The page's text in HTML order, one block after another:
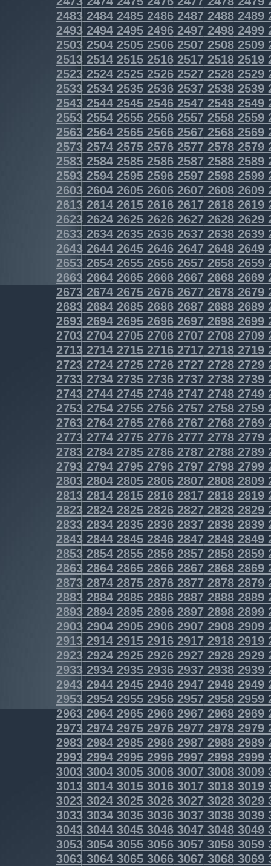
2483248424852486248724882489
2493249424952496249724982499
2503250425052506250725082509
2513251425152516251725182519
2523252425252526252725282529
2533253425352536253725382539
2543254425452546254725482549
2553255425552556255725582559
2563256425652566256725682569
2573257425752576257725782579
2583258425852586258725882589
2593259425952596259725982599
2603260426052606260726082609
2613261426152616261726182619
2623262426252626262726282629
2633263426352636263726382639
2643264426452646264726482649
2653265426552656265726582659
2663266426652666266726682669
2673267426752676267726782679
2683268426852686268726882689
2693269426952696269726982699
2703270427052706270727082709
2713271427152716271727182719
2723272427252726272727282729
2733273427352736273727382739
2743274427452746274727482749
2753275427552756275727582759
2763276427652766276727682769
2773277427752776277727782779
2783278427852786278727882789
2793279427952796279727982799
2803280428052806280728082809
2813281428152816281728182819
2823282428252826282728282829
2833283428352836283728382839
2843284428452846284728482849
2853285428552856285728582859
2863286428652866286728682869
2873287428752876287728782879
2883288428852886288728882889
2893289428952896289728982899
2903290429052906290729082909
2913291429152916291729182919
2923292429252926292729282929
2933293429352936293729382939
2943294429452946294729482949
2953295429552956295729582959
2963296429652966296729682969
2973297429752976297729782979
2983298429852986298729882989
2993299429952996299729982999
3003300430053006300730083009
3013301430153016301730183019
3023302430253026302730283029
3033303430353036303730383039
3043304430453046304730483049
3053305430553056305730583059
3063306430653066306730683069